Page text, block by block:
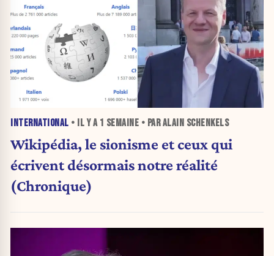
INTERNATIONAL • IL Y A 1 SEMAINE • PAR ALAIN SCHENKELS
Wikipédia, le sionisme et ceux qui
écrivent désormais notre réalité
(Chronique)